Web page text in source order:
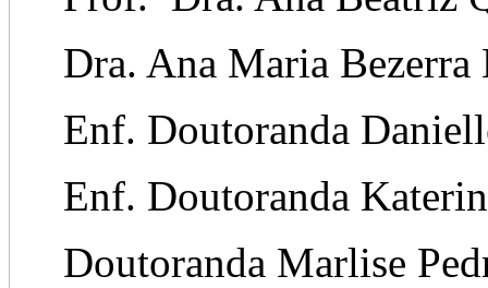
Dra. Ana Maria Bezerra
Enf. Doutoranda
Enf. Doutoranda
Doutoranda Marlise